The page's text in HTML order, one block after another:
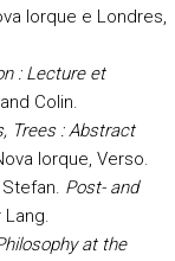
Iorque e Londres,
: Lecture et
Colin.
Trees : Abstract
Iorque, Verso.
Stefan. Post- and
Lang.
at the